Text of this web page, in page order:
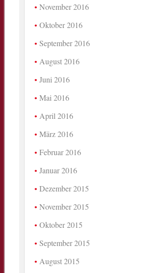
November 2016
Oktober 2016
September 2016
August 2016
Juni 2016
Mai 2016
April 2016
März 2016
Februar 2016
Januar 2016
Dezember 2015
November 2015
Oktober 2015
September 2015
August 2015